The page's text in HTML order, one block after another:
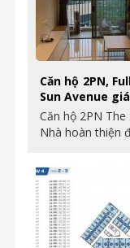
Căn hộ 2PN,
Sun Avenue
Căn hộ 2PN
Nhà hoàn thiện